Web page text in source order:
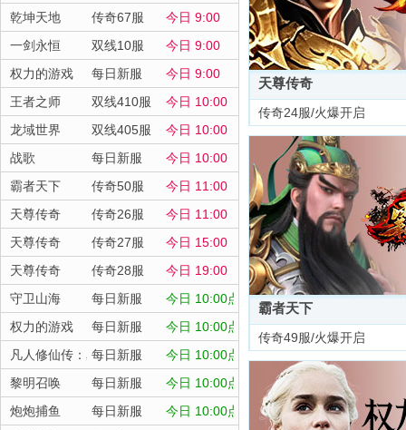
乾坤天地
传奇67服
今日 9:00
一剑永恒
双线10服
今日 9:00
权力的游戏
每日新服
今日 9:00
王者之师
双线410服
今日 10:00
龙域世界
双线405服
今日 10:00
战歌
每日新服
今日 10:00
霸者天下
传奇50服
今日 11:00
天尊传奇
传奇26服
今日 11:00
天尊传奇
传奇27服
今日 15:00
天尊传奇
传奇28服
今日 19:00
守卫山海
每日新服
今日 10:00点
权力的游戏
每日新服
今日 10:00点
凡人修仙传：星海飞驰
每日新服
今日 10:00点
黎明召唤
每日新服
今日 10:00点
炮炮捕鱼
每日新服
今日 10:00点
天尊传奇
传奇24服/火爆开启
霸者天下
传奇49服/火爆开启